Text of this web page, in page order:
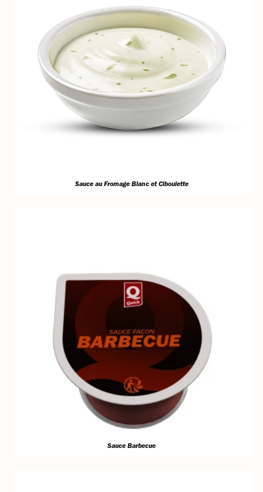
Sauce au Fromage Blanc et Ciboulette
Sauce Barbecue